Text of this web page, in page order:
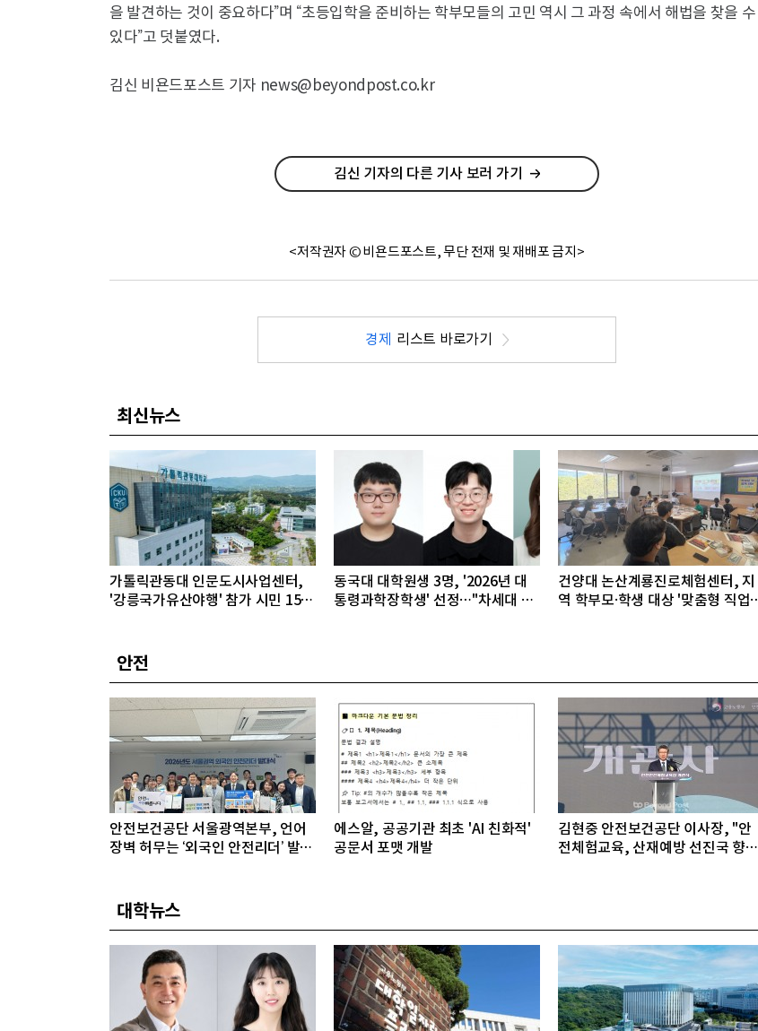
을 발견하는 것이 중요하다”며 “초등입학을 준비하는 학부모들의 고민 역시 그 과정 속에서 해법을 찾을 수
있다”고 덧붙였다.
김신 비욘드포스트 기자 news@beyondpost.co.kr
김신 기자의 다른 기사 보러 가기
<저작권자 © 비욘드포스트, 무단 전재 및 재배포 금지>
경제 리스트 바로가기
최신뉴스
가톨릭관동대 인문도시사업센터,
'강릉국가유산야행' 참가 시민 15명
동국대 대학원생 3명, '2026년 대
통령과학장학생' 선정…"차세대 연
건양대 논산계룡진로체험센터, 지
역 학부모·학생 대상 '맞춤형 직업
안전
안전보건공단 서울광역본부, 언어
장벽 허무는 ‘외국인 안전리더’ 발대
에스알, 공공기관 최초 'AI 친화적'
공문서 포맷 개발
김현중 안전보건공단 이사장, "안
전체험교육, 산재예방 선진국 향한
대학뉴스